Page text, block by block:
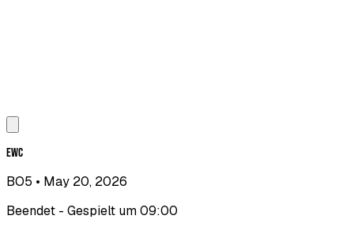
EWC
BO5 • May 20, 2026
Beendet - Gespielt um 09:00